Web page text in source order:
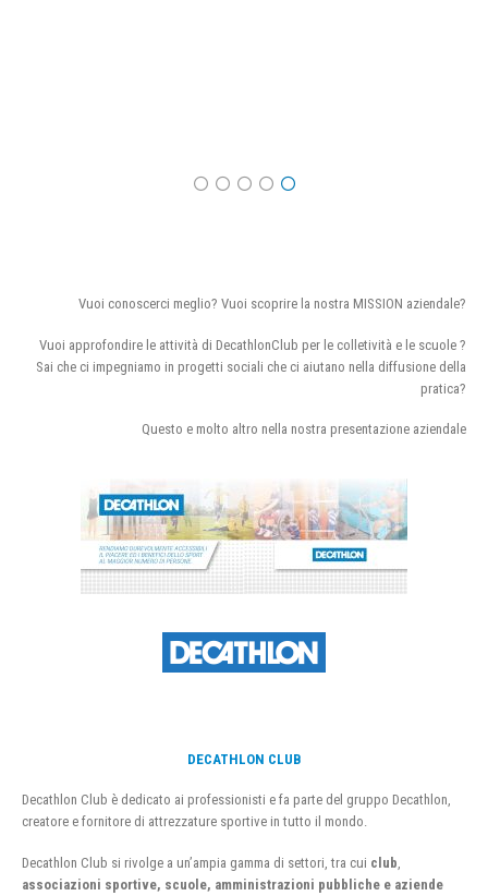
Vuoi conoscerci meglio? Vuoi scoprire la nostra MISSION aziendale?
Vuoi approfondire le attività di DecathlonClub per le colletività e le scuole ?
Sai che ci impegniamo in progetti sociali che ci aiutano nella diffusione della
pratica?
Questo e molto altro nella nostra presentazione aziendale
DECATHLON CLUB
Decathlon Club è dedicato ai professionisti e fa parte del gruppo Decathlon,
creatore e fornitore di attrezzature sportive in tutto il mondo.
Decathlon Club si rivolge a un’ampia gamma di settori, tra cui club
associazioni sportive, scuole, amministrazioni pubbliche e aziende